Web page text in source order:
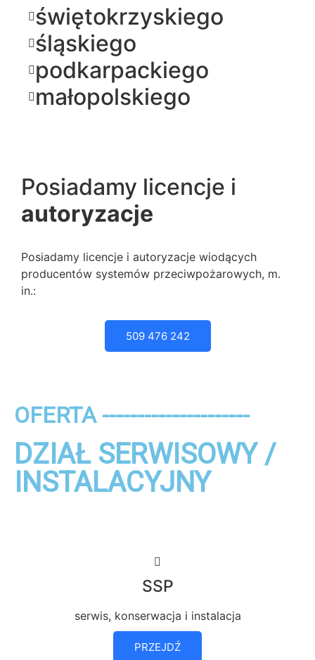
świętokrzyskiego
śląskiego
podkarpackiego
małopolskiego
Posiadamy licencje i
autoryzacje
Posiadamy licencje i autoryzacje wiodących
producentów systemów przeciwpożarowych, m.
in.:
509 476 242
OFERTA ---------------------
DZIAŁ SERWISOWY /
INSTALACYJNY
SSP
serwis, konserwacja i instalacja
PRZEJDŹ